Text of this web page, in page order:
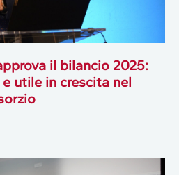
il bilancio 2025:
utile in crescita nel